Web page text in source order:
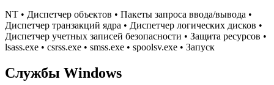
NT • Диспетчер объектов • Пакеты запроса ввода/вывода •
Диспетчер транзакций ядра • Диспетчер логических дисков •
Диспетчер учетных записей безопасности • Защита ресурсов •
lsass.exe • csrss.exe • smss.exe • spoolsv.exe • Запуск
Службы Windows